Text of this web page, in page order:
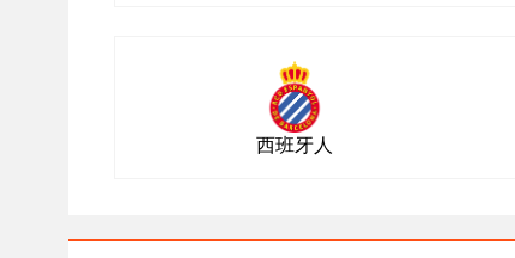
西班牙人